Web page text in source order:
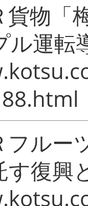
物「
ル運転
ルー
復興